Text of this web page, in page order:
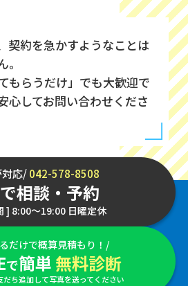
契約を急かすようなことは
もらうだけ」でも大歓迎で
心してお問い合わせくださ
応/042-578-8508
相談・予約
] 8:00～19:00 日曜定休
だけで概算見積もり！/
で簡単 無料診断
だち追加して写真を送ってください